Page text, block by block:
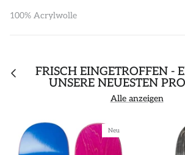
100% Acrylwolle
FRISCH EINGETROFFEN -
UNSERE NEUESTEN
Alle anzeigen
Neu